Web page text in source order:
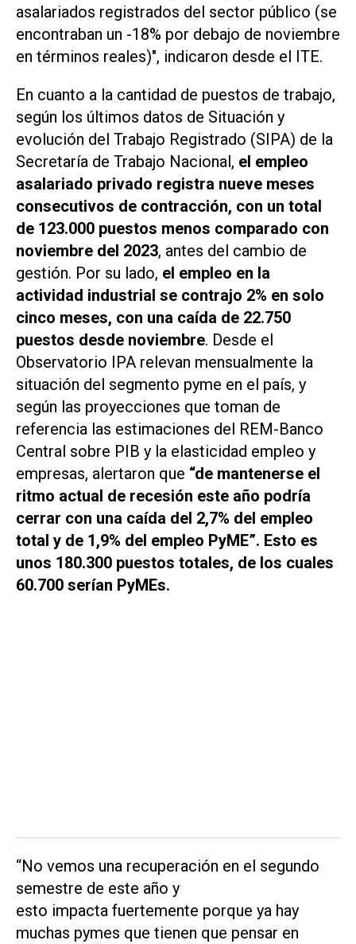
asalariados registrados del sector público (se
encontraban un -18% por debajo de noviembre
en términos reales)", indicaron desde el ITE.
En cuanto a la cantidad de puestos de trabajo,
según los últimos datos de Situación y
evolución del Trabajo Registrado (SIPA) de la
Secretaría de Trabajo Nacional, el empleo
asalariado privado registra nueve meses
consecutivos de contracción, con un total
de 123.000 puestos menos comparado con
noviembre del 2023, antes del cambio de
gestión. Por su lado, el empleo en la
actividad industrial se contrajo 2% en solo
cinco meses, con una caída de 22.750
puestos desde noviembre. Desde el
Observatorio IPA relevan mensualmente la
situación del segmento pyme en el país, y
según las proyecciones que toman de
referencia las estimaciones del REM-Banco
Central sobre PIB y la elasticidad empleo y
empresas, alertaron que “de mantenerse el
ritmo actual de recesión este año podría
cerrar con una caída del 2,7% del empleo
total y de 1,9% del empleo PyME”. Esto es
unos 180.300 puestos totales, de los cuales
60.700 serían PyMEs.
“No vemos una recuperación en el segundo
semestre de este año y
esto impacta fuertemente porque ya hay
muchas pymes que tienen que pensar en